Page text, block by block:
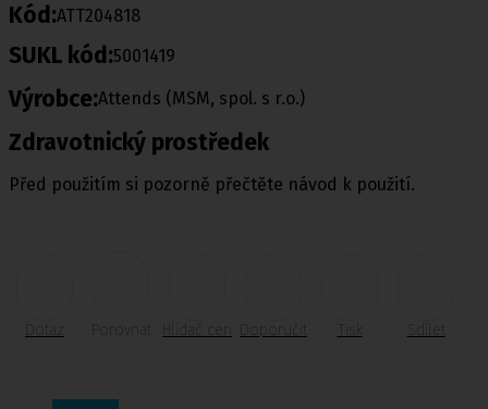
Kód:ATT204818
SUKL kód:5001419
Výrobce:Attends (MSM, spol. s r.o.)
Zdravotnický prostředek
Před použitím si pozorně přečtěte návod k použití.
Dotaz Porovnat Doporučit Tisk Sdílet